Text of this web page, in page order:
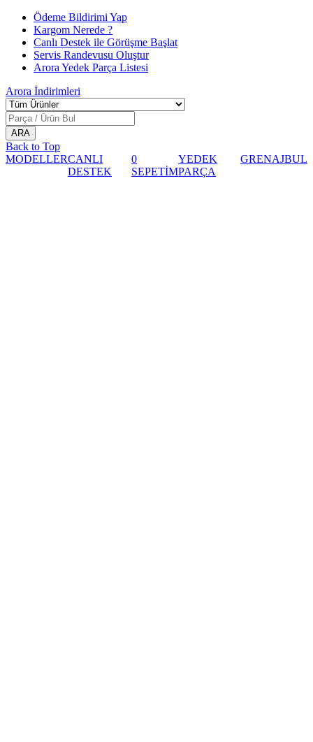
Ödeme Bildirimi Yap
Kargom Nerede ?
Canlı Destek ile Görüşme Başlat
Servis Randevusu Oluştur
Arora Yedek Parça Listesi
Arora İndirimleri
Back to Top
MODELLERCANLI
DESTEK
0
SEPETİM
YEDEK
PARÇA
GRENAJBUL